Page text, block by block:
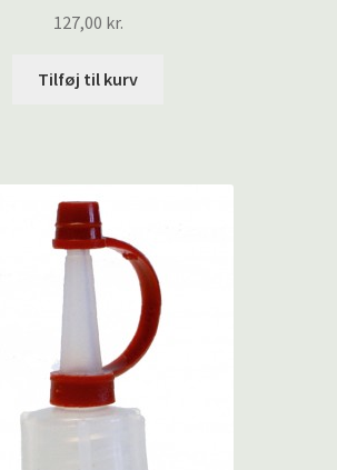
127,00 kr.
Tilføj til kurv